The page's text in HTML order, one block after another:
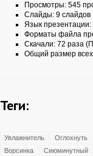
Просмотры: 545
Слайды: 9 слайдов
Язык презентации:
Форматы файла
Скачали: 72 раза
Общий размер
Теги:
Увлажнитель
Оглохнуть
Ворсинка
Сиюминутный